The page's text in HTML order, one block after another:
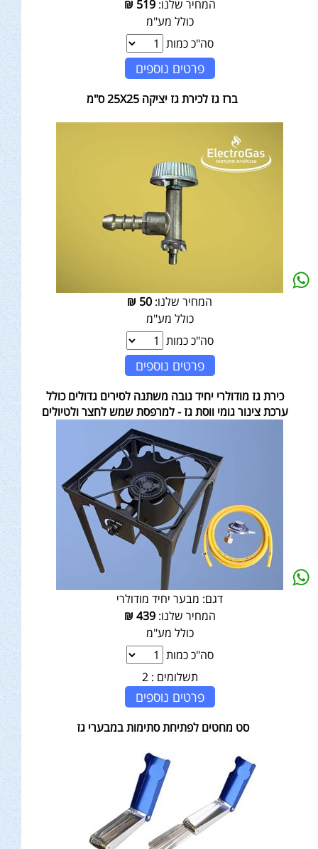
המחיר שלנו:519
₪
כולל מע"מ
סה"כ כמות
פרטים נוספים
ברז גז לכירת גז יציקה 25X25 ס"מ
המחיר שלנו: 50
₪
כולל מע"מ
סה"כ כמות
פרטים נוספים
כירת גז מודולרי יחיד גובה משתנה לסירים גדולים כולל
ערכת צינור גומי ווסת גז - למרפסת שמש לחצר ולטיולים
דגם: מבער יחיד מודולרי
המחיר שלנו:439
₪
כולל מע"מ
סה"כ כמות
תשלומים : 2
פרטים נוספים
סט מחטים לפתיחת סתימות במבערי גז